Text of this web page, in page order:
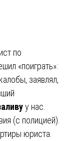
по
«поиграть»:
заявлял,
у нас.
(с полицией).
юриста.